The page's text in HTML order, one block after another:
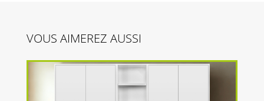
VOUS AIMEREZ AUSSI